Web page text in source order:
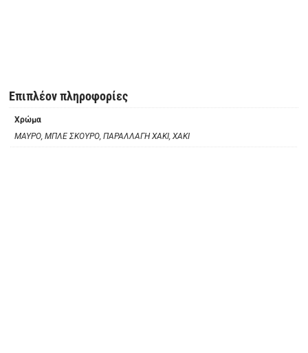
Επιπλέον πληροφορίες
Χρώμα
ΜΑΥΡΟ, ΜΠΛΕ ΣΚΟΥΡΟ, ΠΑΡΑΛΛΑΓΗ ΧΑΚΙ, ΧΑΚΙ